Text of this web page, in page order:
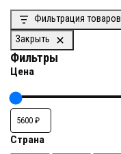
Фильтрация товаров
Закрыть
Фильтры
Цена
Страна